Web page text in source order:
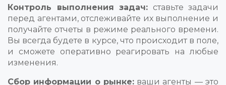
Контроль выполнения задач: ставьте задачи
перед агентами, отслеживайте их выполнение и
получайте отчеты в режиме реального времени.
Вы всегда будете в курсе, что происходит в поле,
и сможете оперативно реагировать на любые
изменения.
Сбор информации о рынке:ваши агенты — это